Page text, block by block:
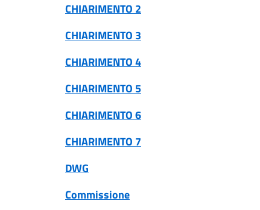
CHIARIMENTO 2
CHIARIMENTO 3
CHIARIMENTO 4
CHIARIMENTO 5
CHIARIMENTO 6
CHIARIMENTO 7
DWG
Commissione